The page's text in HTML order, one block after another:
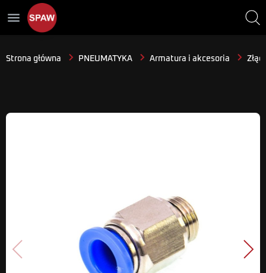
menu
Strona główna PNEUMATYKA Armatura i akcesoria
Poprzedni